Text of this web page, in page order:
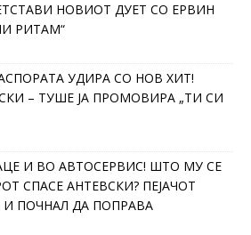
НОВИОТ ДУЕТ СО ЕРВИН
РИТАМ“
УДИРА СО НОВ ХИТ!
– ТУШЕ ЈА ПРОМОВИРА „ТИ СИ
И ВО АВТОСЕРВИС! ШТО МУ СЕ
СПАСЕ АНТЕВСКИ? ПЕЈАЧОТ
И ПОЧНАЛ ДА ПОПРАВА